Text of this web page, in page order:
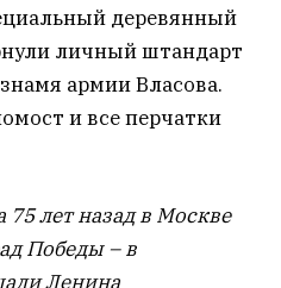
деревянный
личный штандарт
армии Власова.
и все перчатки
75 лет назад в Москве
Победы – в
Ленина